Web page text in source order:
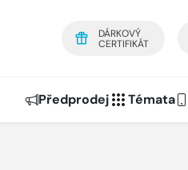
DÁRKOVÝ
CERTIFIKÁT
Předprodej Témata